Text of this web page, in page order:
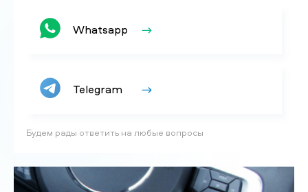
Whatsapp
Telegram
Будем рады ответить на любые вопросы